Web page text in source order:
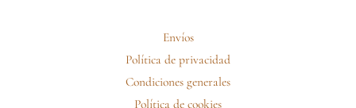
Envíos
Política de privacidad
Condiciones generales
Política de cookies